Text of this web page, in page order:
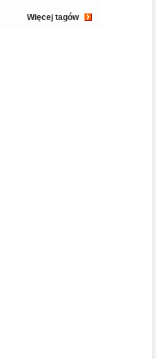
Więcej tagów